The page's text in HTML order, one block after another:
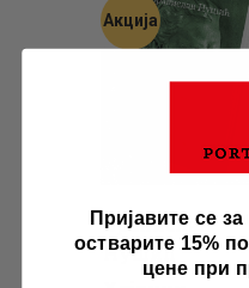
Акција
Бранислав
Нушић
Пријавите се
остварите 15%
цене при